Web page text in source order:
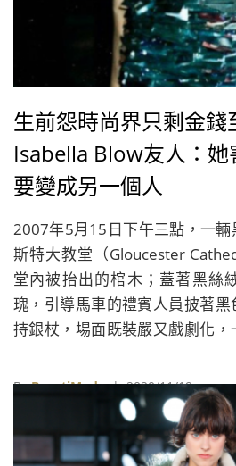
生前怨時尚界只剩金錢
Isabella Blow友人：
要變成另一個人
2007年5月15日下午三點，一
斯特大教堂（Gloucester
堂內被抬出的棺木；蓋著黑絲
瑰，引導馬車的禮賓人員披著
持銀杖，場面既裝嚴又戲劇化
格完美呼應。
ByBeautiMode| 2020/11/19